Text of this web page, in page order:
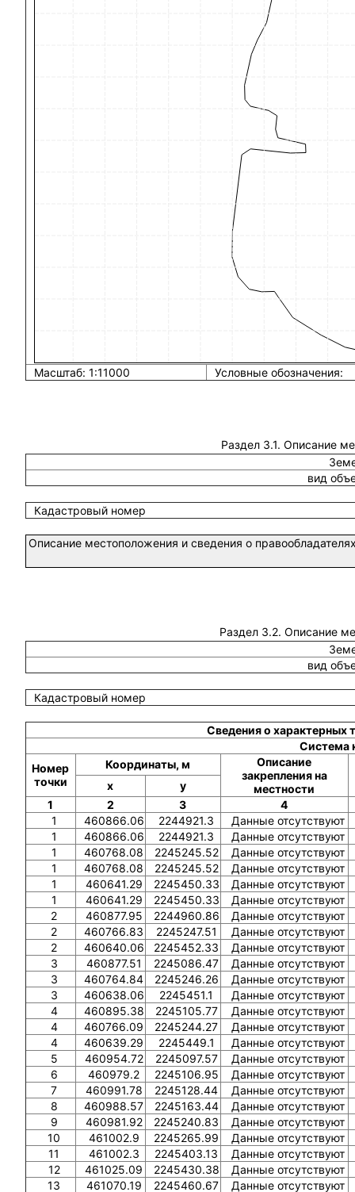
Масштаб: 1:11000 Условные обозначения:
Раздел 3.1. Описание
вид
Кадастровый номер
Описание местоположения и сведения о
Раздел 3.2. Описание
вид
Кадастровый номер
Сведения о характерных
Система
Номер
точки
Координаты, м
Описание
закрепления на
местности
x
y
1
2 3
4
1
460866.06 2244921.3
Данные отсутствуют
1
460866.06 2244921.3
Данные отсутствуют
1
460768.08 2245245.52
Данные отсутствуют
1
460768.08 2245245.52
Данные отсутствуют
1
460641.29 2245450.33
Данные отсутствуют
1
460641.29 2245450.33
Данные отсутствуют
2
460877.95 2244960.86
Данные отсутствуют
2
460766.83 2245247.51
Данные отсутствуют
2
460640.06 2245452.33
Данные отсутствуют
3
460877.51 2245086.47
Данные отсутствуют
3
460764.84 2245246.26
Данные отсутствуют
3
460638.06 2245451.1
Данные отсутствуют
4
460895.38 2245105.77
Данные отсутствуют
4
460766.09 2245244.27
Данные отсутствуют
4
460639.29 2245449.1
Данные отсутствуют
5
460954.72 2245097.57
Данные отсутствуют
6
460979.2 2245106.95
Данные отсутствуют
7
460991.78 2245128.44
Данные отсутствуют
8
460988.57 2245163.44
Данные отсутствуют
9
460981.92 2245240.83
Данные отсутствуют
10
461002.9 2245265.99
Данные отсутствуют
11
461002.3 2245403.13
Данные отсутствуют
12
461025.09 2245430.38
Данные отсутствуют
13
461070.19 2245460.67 Данные отсутствуют